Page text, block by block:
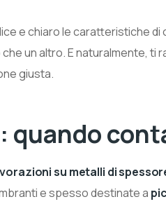
e chiaro le caratteristiche
un altro. E naturalmente, ti
giusta.
quando
su metalli di
e spesso destinate a